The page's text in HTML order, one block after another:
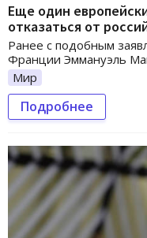
Еще один
отказаться от
Ранее с подобным
Франции Эммануэль
Мир
Подробнее